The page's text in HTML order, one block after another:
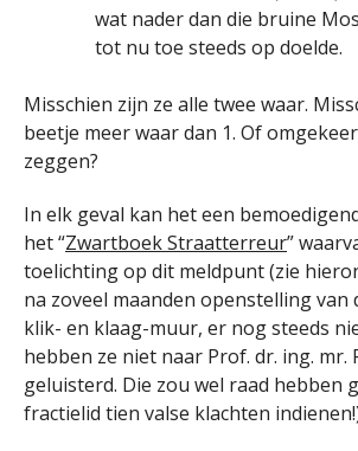
wat nader dan die bruine
tot nu toe steeds op doelde.
Misschien zijn ze alle twee waar.
beetje meer waar dan 1. Of
zeggen?
In elk geval kan het een
het “Zwartboek Straatterreur”
toelichting op dit meldpunt (zie
na zoveel maanden openstelling van
klik- en klaag-muur, er nog steeds
hebben ze niet naar Prof. dr. ing. mr.
geluisterd. Die zou wel raad hebben
fractielid tien valse klachten